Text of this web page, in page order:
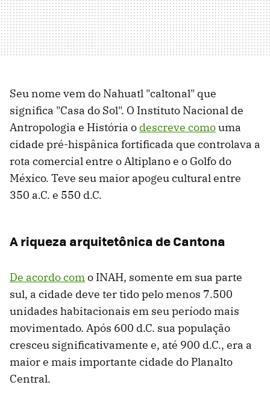
Seu nome vem do Nahuatl "caltonal" que
significa "Casa do Sol". O Instituto Nacional de
Antropologia e História o descreve comouma
cidade pré-hispânica fortificada que controlava a
rota comercial entre o Altiplano e o Golfo do
México. Teve seu maior apogeu cultural entre
350 a.C. e 550 d.C.
A riqueza arquitetônica de Cantona
De acordo como INAH, somente em sua parte
sul, a cidade deve ter tido pelo menos 7.500
unidades habitacionais em seu período mais
movimentado. Após 600 d.C. sua população
cresceu significativamente e, até 900 d.C., era a
maior e mais importante cidade do Planalto
Central.